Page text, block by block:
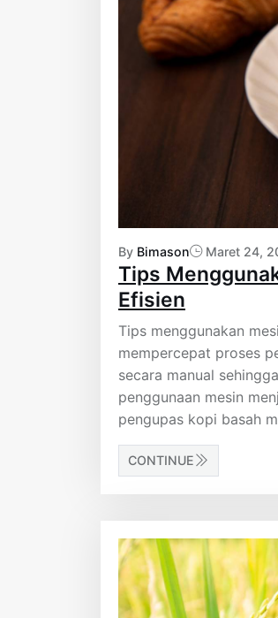
By Bimason Maret 24,
Tips
Efisien
Tips menggunakan
mempercepat proses
secara manual
penggunaan mesin
pengupas kopi basah
CONTINUE